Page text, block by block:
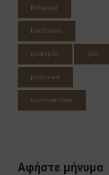
flatbread
foodlovers
greekpita pita
pitabread
summervibes
Αφήστε μήνυμα